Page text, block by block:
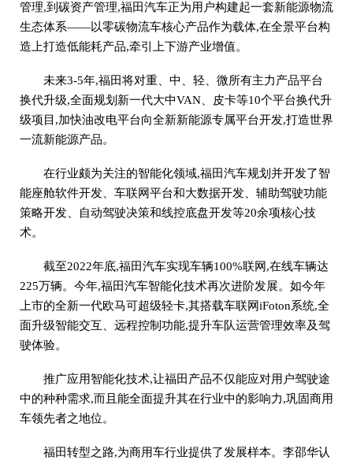
管理,到碳资产管理,福田汽车正为用户构建起一套新能源物流
生态体系——以零碳物流车核心产品作为载体,在全景平台构
造上打造低能耗产品,牵引上下游产业增值。
未来3-5年,福田将对重、中、轻、微所有主力产品平台
换代升级,全面规划新一代大中VAN、皮卡等10个平台换代升
级项目,加快油改电平台向全新新能源专属平台开发,打造世界
一流新能源产品。
在行业颇为关注的智能化领域,福田汽车规划并开发了智
能座舱软件开发、车联网平台和大数据开发、辅助驾驶功能
策略开发、自动驾驶决策和线控底盘开发等20余项核心技
术。
截至2022年底,福田汽车实现车辆100%联网,在线车辆达
225万辆。今年,福田汽车智能化技术再次进阶发展。如今年
上市的全新一代欧马可超级轻卡,其搭载车联网iFoton系统,全
面升级智能交互、远程控制功能,提升车队运营管理效率及驾
驶体验。
推广应用智能化技术,让福田产品不仅能应对用户驾驶途
中的种种需求,而且能全面提升其在行业中的影响力,巩固商用
车领先者之地位。
福田转型之路,为商用车行业提供了发展样本。李邵华认